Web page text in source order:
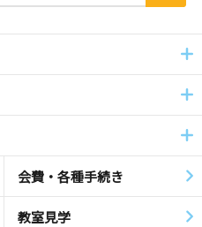
会費・各種手続き
教室見学